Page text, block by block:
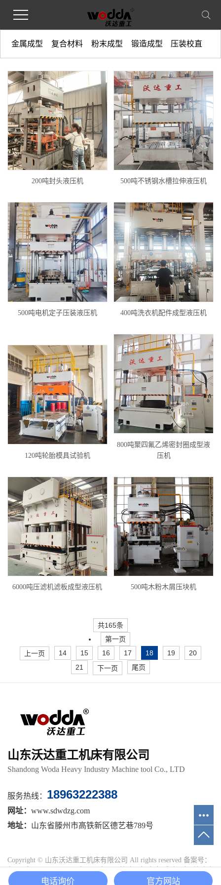
金属成型 复合材料 粉末成型 锻造成型 压装校直
200吨封头液压机 500吨不锈钢水槽拉伸液压机
500吨电机定子压装液压机 400吨洗衣机配件成型液压机
120吨轮胎模具试验机
800吨聚四氟乙烯密封圈成型液
压机
6000吨压滤机滤板成型液压机 500吨木粉木屑压块机
共165条
第一页
上一页
14 15 16 17 18 19
20
21
下一页 尾页
山东沃达重工机床有限公司
Shandong Woda Heavy Industry Machine tool Co., LTD
服务热线： 18963222388
网址： www.sdwdzg.com
地址： 山东省滕州市高铁新区德艺巷789号
Copyright © 山东沃达重工机床有限公司 All rights reserved 备案号：
鲁ICP备15023625号-16主要从事于 四柱液压机,框架式液压机,单臂液
压机
, 欢迎来电咨询！网站地图
电话询价 官方网站